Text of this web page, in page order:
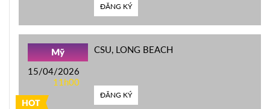
ĐĂNG KÝ
HOT
Mỹ
15/04/2026
11h00
CSU, LONG BEACH
ĐĂNG KÝ